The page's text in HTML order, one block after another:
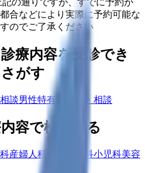
の通りですが、すでに予約が
合などにより実際に予約可能な
のでご了承ください
療内容を受診でき
がす
談男性特有の診療・相談
容で検索する
産婦人科 耳鼻咽喉科小児科美容